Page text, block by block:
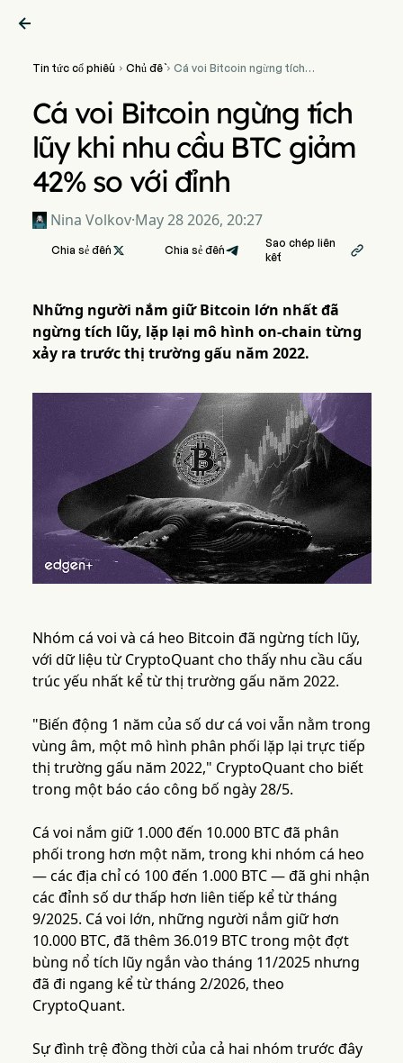

Tin tức cổ phiếu  Chủ đề Cá voi Bitcoin ngừng tích
Cá voi Bitcoin ngừng tích
lũy khi nhu cầu BTC giảm
42% so với đỉnh
Nina Volkov·May 28 2026, 20:27
Chia sẻ đến  Chia sẻ đến
Sao chép liên
kết

Những người nắm giữ Bitcoin lớn nhất đã
ngừng tích lũy, lặp lại mô hình on-chain từng
xảy ra trước thị trường gấu năm 2022.
Nhóm cá voi và cá heo Bitcoin đã ngừng tích lũy,
với dữ liệu từ CryptoQuant cho thấy nhu cầu cấu
trúc yếu nhất kể từ thị trường gấu năm 2022.
"Biến động 1 năm của số dư cá voi vẫn nằm trong
vùng âm, một mô hình phân phối lặp lại trực tiếp
thị trường gấu năm 2022," CryptoQuant cho biết
trong một báo cáo công bố ngày 28/5.
Cá voi nắm giữ 1.000 đến 10.000 BTC đã phân
phối trong hơn một năm, trong khi nhóm cá heo
— các địa chỉ có 100 đến 1.000 BTC — đã ghi nhận
các đỉnh số dư thấp hơn liên tiếp kể từ tháng
9/2025. Cá voi lớn, những người nắm giữ hơn
10.000 BTC, đã thêm 36.019 BTC trong một đợt
bùng nổ tích lũy ngắn vào tháng 11/2025 nhưng
đã đi ngang kể từ tháng 2/2026, theo
CryptoQuant.
Sự đình trệ đồng thời của cả hai nhóm trước đây